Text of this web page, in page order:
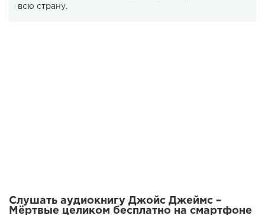
всю страну.
Слушать аудиокнигу Джойс Джеймс –
Мёртвые целиком бесплатно на смартфоне